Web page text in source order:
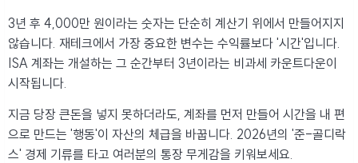
3년 후 4,000만 원이라는 숫자는 단순히 계산기 위에서 만들어지지
않습니다. 재테크에서 가장 중요한 변수는 수익률보다 '시간'입니다.
ISA 계좌는 개설하는 그 순간부터 3년이라는 비과세 카운트다운이
시작됩니다.
지금 당장 큰돈을 넣지 못하더라도, 계좌를 먼저 만들어 시간을 내 편
으로 만드는 '행동'이 자산의 체급을 바꿉니다. 2026년의 '준-골디락
스' 경제 기류를 타고 여러분의 통장 무게감을 키워보세요.